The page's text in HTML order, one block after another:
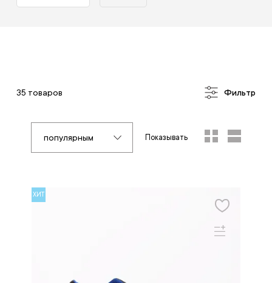
35 товаров Фильтр
популярным Показывать
ХИТ